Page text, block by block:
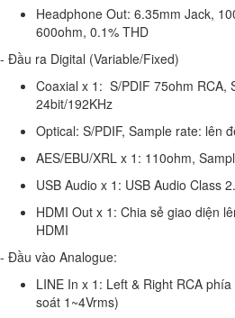
Headphone Out: 6.35mm Jack,
600ohm, 0.1% THD
- Đầu ra Digital (Variable/Fixed)
Coaxial x 1: S/PDIF 75ohm RCA,
24bit/192KHz
Optical: S/PDIF, Sample rate: lên
AES/EBU/XRL x 1: 110ohm,
USB Audio x 1: USB Audio Class
HDMI Out x 1: Chia sẻ giao diện
HDMI
- Đầu vào Analogue:
LINE In x 1: Left & Right RCA
soát 1~4Vrms)